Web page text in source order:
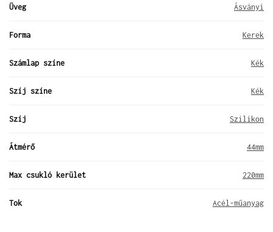
Üveg Ásványi
Forma Kerek
Számlap színe Kék
Szíj színe Kék
Szíj Szilikon
Átmérő 44mm
Max csukló kerület 220mm
Tok Acél-műanyag